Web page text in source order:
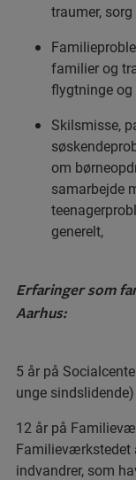
traumer,
familier og
flygtninge
Skilsmisse,
om
samarbejde
generelt,
Erfaringer som
Aarhus:
5 år på
unge sindslidende)
12 år på
Familieværkstedet
indvandrer, som